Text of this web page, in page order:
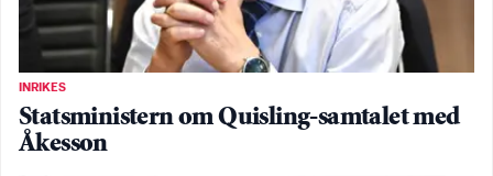
INRIKES
Statsministern om Quisling-samtalet med
Åkesson